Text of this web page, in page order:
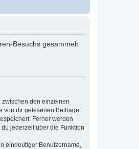
Besuchs gesammelt
zwischen den einzelnen
von dir gelesenen Beiträge
Ferner werden
jederzeit über die Funktion
eindeutiger Benutzername,